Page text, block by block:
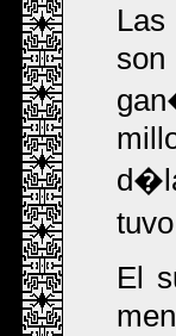
son
El